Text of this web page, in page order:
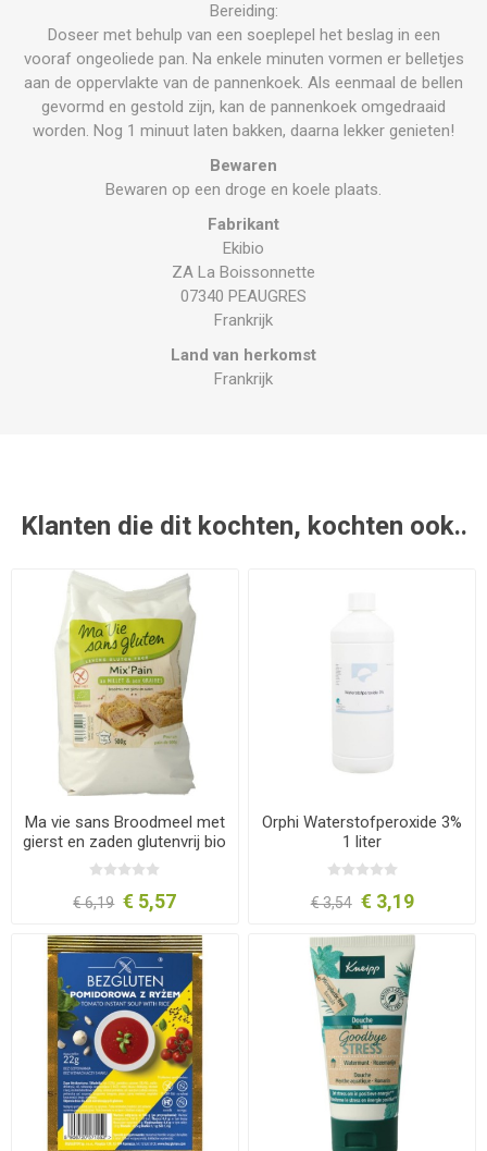
Bereiding:
Doseer met behulp van een soeplepel het beslag in een
vooraf ongeoliede pan. Na enkele minuten vormen er belletjes
aan de oppervlakte van de pannenkoek. Als eenmaal de bellen
gevormd en gestold zijn, kan de pannenkoek omgedraaid
worden. Nog 1 minuut laten bakken, daarna lekker genieten!
Bewaren
Bewaren op een droge en koele plaats.
Fabrikant
Ekibio
ZA La Boissonnette
07340 PEAUGRES
Frankrijk
Land van herkomst
Frankrijk
Klanten die dit kochten, kochten ook..
Ma vie sans Broodmeel met
gierst en zaden glutenvrij bio
500 gram
€ 6,19 € 5,57
Orphi Waterstofperoxide 3%
1 liter
€ 3,54 € 3,19